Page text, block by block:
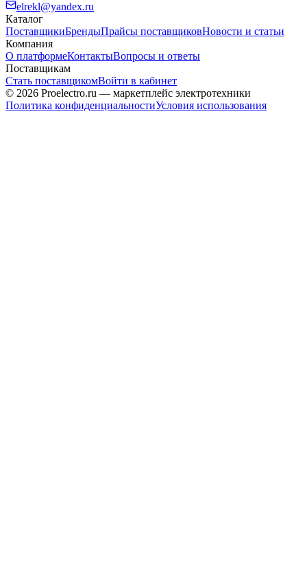
elrekl@yandex.ru
Каталог
ПоставщикиБрендыПрайсы поставщиковНовости и статьи
Компания
О платформеКонтактыВопросы и ответы
Поставщикам
Стать поставщикомВойти в кабинет
© 2026 Proelectro.ru — маркетплейс электротехники
Политика конфиденциальностиУсловия использования